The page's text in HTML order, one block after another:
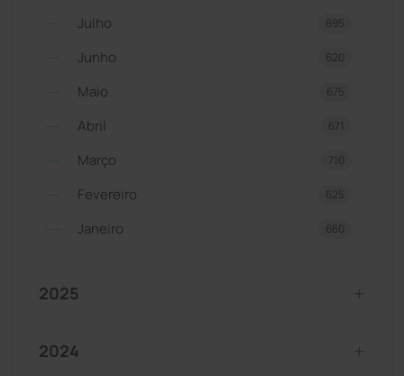
Julho 695
Junho 620
Maio 675
Abril 671
Março 710
Fevereiro 625
Janeiro 660
2025
2024